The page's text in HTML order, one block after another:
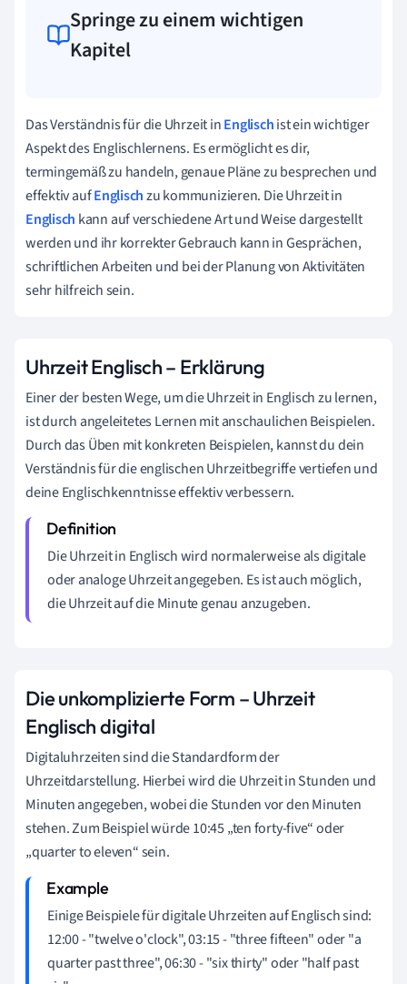
Springe zu einem wichtigen
Kapitel
Das Verständnis für die Uhrzeit inEnglischist ein wichtiger
Aspekt des Englischlernens. Es ermöglicht es dir,
termingemäß zu handeln, genaue Pläne zu besprechen und
effektiv aufEnglischzu kommunizieren. Die Uhrzeit in
Englisch kann auf verschiedene Art und Weise dargestellt
werden und ihr korrekter Gebrauch kann in Gesprächen,
schriftlichen Arbeiten und bei der Planung von Aktivitäten
sehr hilfreich sein.
Uhrzeit Englisch – Erklärung
Einer der besten Wege, um die Uhrzeit in Englisch zu lernen,
ist durch angeleitetes Lernen mit anschaulichen Beispielen.
Durch das Üben mit konkreten Beispielen, kannst du dein
Verständnis für die englischen Uhrzeitbegriffe vertiefen und
deine Englischkenntnisse effektiv verbessern.
Die Uhrzeit in Englisch wird normalerweise als digitale
oder analoge Uhrzeit angegeben. Es ist auch möglich,
die Uhrzeit auf die Minute genau anzugeben.
Die unkomplizierte Form – Uhrzeit
Englisch digital
Digitaluhrzeiten sind die Standardform der
Uhrzeitdarstellung. Hierbei wird die Uhrzeit in Stunden und
Minuten angegeben, wobei die Stunden vor den Minuten
stehen. Zum Beispiel würde 10:45 „ten forty-five“ oder
„quarter to eleven“ sein.
Einige Beispiele für digitale Uhrzeiten auf Englisch sind:
12:00 - "twelve o'clock", 03:15 - "three fifteen" oder "a
quarter past three", 06:30 - "six thirty" oder "half past